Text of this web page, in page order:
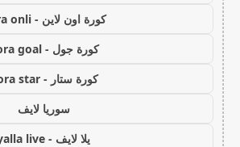
كورة اون لاين - kora onli
كورة جول - kora goal
كورة ستار - kora star
سوريا لايف
يلا لايف - yalla live